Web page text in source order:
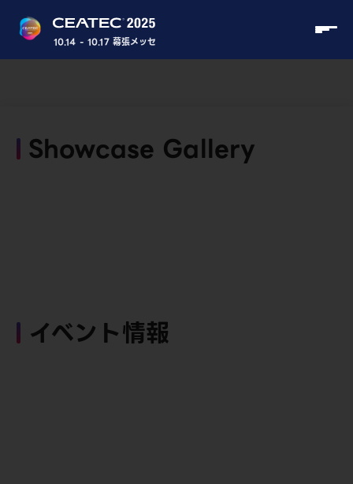
10.14 - 10.17 幕張メッセ
Showcase Gallery
イベント情報